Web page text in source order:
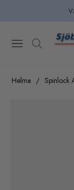
Navigation
Helma / Spinlock